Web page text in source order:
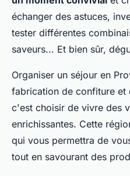
échanger des astuces,
tester différentes
saveurs... Et bien sûr,
Organiser un séjour en
fabrication de confiture et
c'est choisir de vivre des
enrichissantes. Cette
qui vous permettra de
tout en savourant des